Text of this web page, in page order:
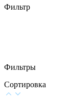
Фильтр
Фильтры
Сортировка